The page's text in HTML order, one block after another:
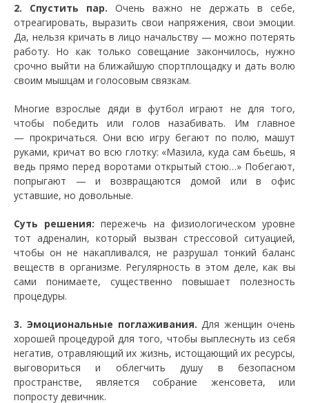
2. Спустить пар. Очень важно не держать в себе,
отреагировать, выразить свои напряжения, свои эмоции.
Да, нельзя кричать в лицо начальству — можно потерять
работу. Но как только совещание закончилось, нужно
срочно выйти на ближайшую спортплощадку и дать волю
своим мышцам и голосовым связкам.
Многие взрослые дяди в футбол играют не для того,
чтобы победить или голов назабивать. Им главное
— прокричаться. Они всю игру бегают по полю, машут
руками, кричат во всю глотку: «Мазила, куда сам бьешь, я
ведь прямо перед воротами открытый стою…» Побегают,
попрыгают — и возвращаются домой или в офис
уставшие, но довольные.
Суть решения: пережечь на физиологическом уровне
тот адреналин, который вызван стрессовой ситуацией,
чтобы он не накапливался, не разрушал тонкий баланс
веществ в организме. Регулярность в этом деле, как вы
сами понимаете, существенно повышает полезность
процедуры.
3. Эмоциональные поглаживания. Для женщин очень
хорошей процедурой для того, чтобы выплеснуть из себя
негатив, отравляющий их жизнь, истощающий их ресурсы,
выговориться и облегчить душу в безопасном
пространстве, является собрание женсовета, или
попросту девичник.